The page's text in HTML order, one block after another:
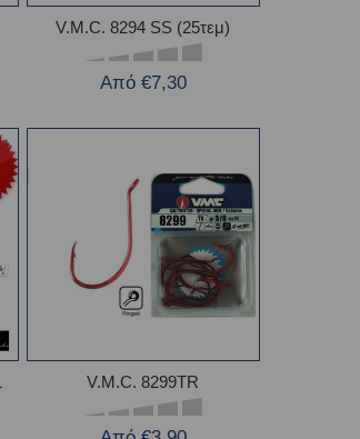
V.M.C. 8294 SS (25τεμ)
Από €7,30
V.M.C. 8299TR